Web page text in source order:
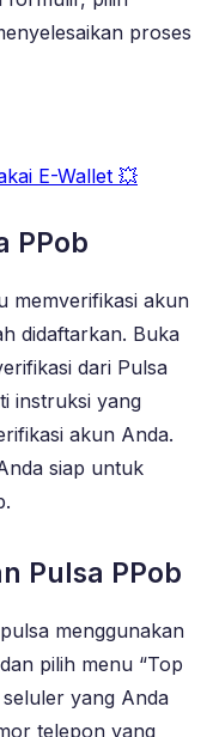
proses
E-Wallet 💥
PPob
memverifikasi akun
didaftarkan. Buka
dari Pulsa
instruksi yang
akun Anda.
siap untuk
Pulsa PPob
menggunakan
pilih menu “Top
seluler yang Anda
telepon yang